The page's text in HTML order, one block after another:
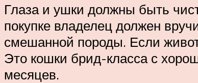
Глаза и ушки должны быть
покупке владелец должен
смешанной породы. Если
Это кошки брид-класса с
месяцев.